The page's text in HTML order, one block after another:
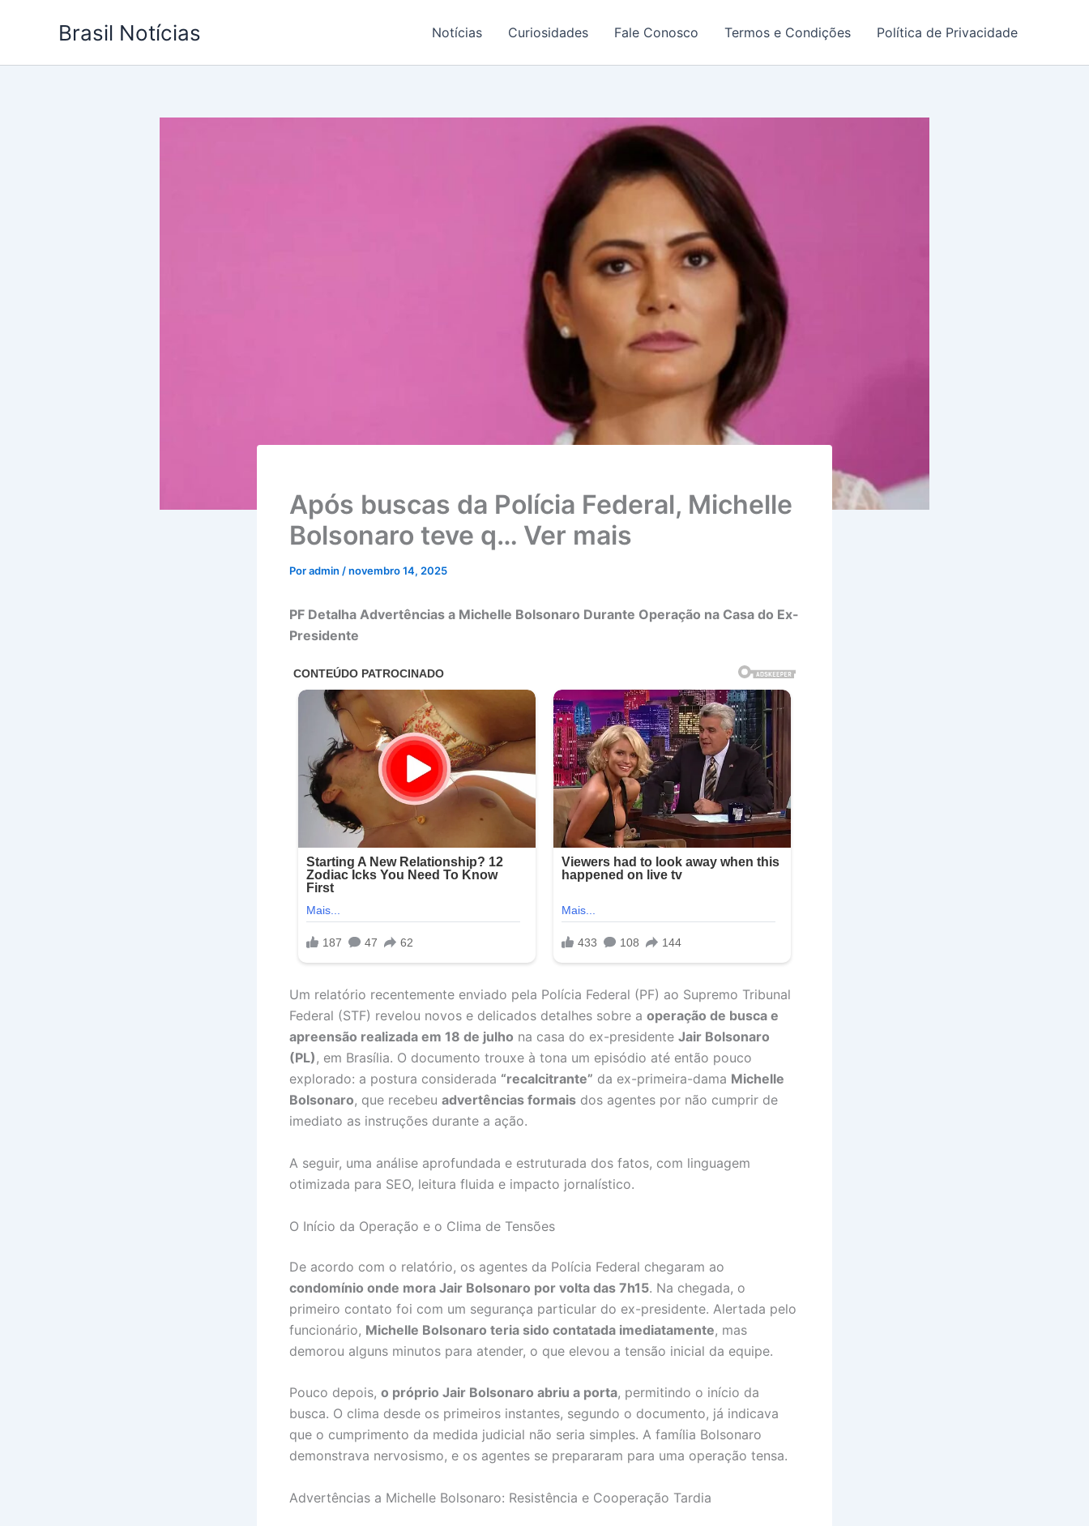
Brasil Notícias Notícias Curiosidades Fale Conosco Termos e Condições Política de Privacidade
Após buscas da Polícia Federal, Michelle
Bolsonaro teve q… Ver mais
Poradmin /novembro 14, 2025
PF Detalha Advertências a Michelle Bolsonaro Durante Operação na Casa do Ex-
Presidente
Um relatório recentemente enviado pela Polícia Federal (PF) ao Supremo Tribunal
Federal (STF) revelou novos e delicados detalhes sobre a operação de busca e
apreensão realizada em 18 de julho na casa do ex-presidente Jair Bolsonaro
(PL), em Brasília. O documento trouxe à tona um episódio até então pouco
explorado: a postura considerada “recalcitrante” da ex-primeira-dama Michelle
Bolsonaro, que recebeu advertências formais dos agentes por não cumprir de
imediato as instruções durante a ação.
A seguir, uma análise aprofundada e estruturada dos fatos, com linguagem
otimizada para SEO, leitura fluida e impacto jornalístico.
O Início da Operação e o Clima de Tensões
De acordo com o relatório, os agentes da Polícia Federal chegaram ao
condomínio onde mora Jair Bolsonaro por volta das 7h15. Na chegada, o
primeiro contato foi com um segurança particular do ex-presidente. Alertada pelo
funcionário, Michelle Bolsonaro teria sido contatada imediatamente, mas
demorou alguns minutos para atender, o que elevou a tensão inicial da equipe.
Pouco depois, o próprio Jair Bolsonaro abriu a porta, permitindo o início da
busca. O clima desde os primeiros instantes, segundo o documento, já indicava
que o cumprimento da medida judicial não seria simples. A família Bolsonaro
demonstrava nervosismo, e os agentes se prepararam para uma operação tensa.
Advertências a Michelle Bolsonaro: Resistência e Cooperação Tardia